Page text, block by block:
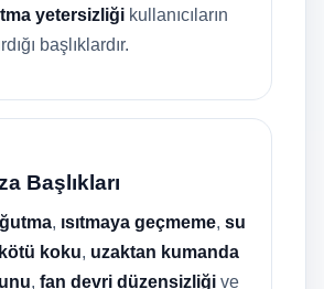
yetersizliği kullanıcıların
başlıklardır.
Başlıkları
, ısıtmaya geçmeme, su
kötü koku, uzaktan kumanda
, fan devri düzensizliği ve